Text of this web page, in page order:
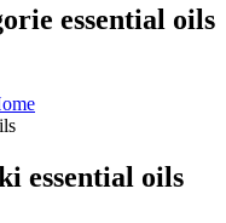
essential oils
essential oils